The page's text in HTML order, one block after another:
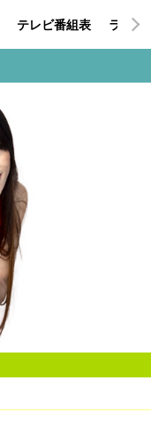
テレビ番組表 ラジオ